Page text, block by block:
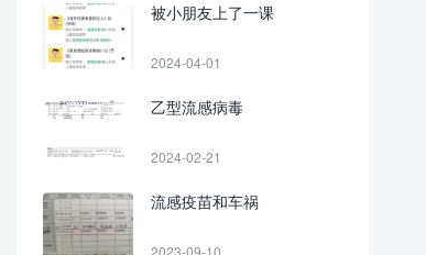
被小朋友上了一课
2024-04-01
乙型流感病毒
2024-02-21
流感疫苗和车祸
2023-09-10